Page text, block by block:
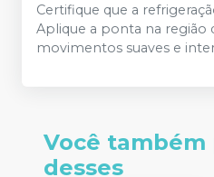
Certifique que a
Aplique a ponta na região
movimentos suaves e
Você
desses